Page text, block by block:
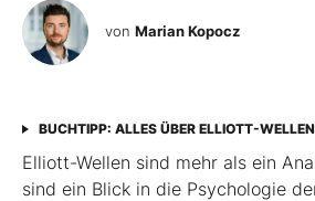
von Marian Kopocz
BUCHTIPP: ALLES ÜBER ELLIOTT-WELLEN
Elliott-Wellen sind mehr als ein
sind ein Blick in die Psychologie